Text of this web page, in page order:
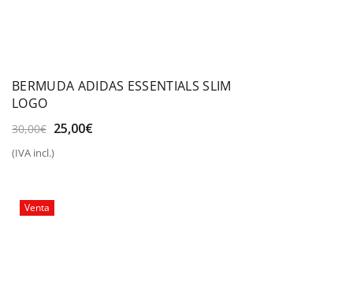
BERMUDA ADIDAS ESSENTIALS SLIM
LOGO
30,00€ El
original
25,00€El
(IVA incl.)
Venta